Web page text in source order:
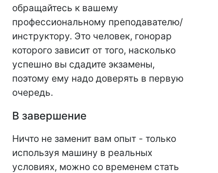
обращайтесь к вашему
профессиональному преподавателю/
инструктору. Это человек, гонорар
которого зависит от того, насколько
успешно вы сдадите экзамены,
поэтому ему надо доверять в первую
очередь.
В завершение
Ничто не заменит вам опыт - только
используя машину в реальных
условиях, можно со временем стать